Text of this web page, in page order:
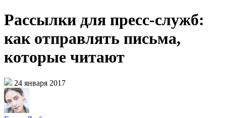
Рассылки для пресс-служб:
как отправлять письма,
которые читают
24 января 2017